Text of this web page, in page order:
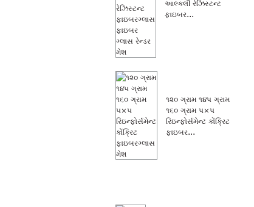
આલ્કલી રેઝિસ્ટન્ટ
ફાઇબર...
૧૨૦ ગ્રામ ૧૪૫ ગ્રામ
૧૬૦ ગ્રામ ૫×૫
રિઇન્ફોર્સમેન્ટ કોંક્રિટ
ફાઇબર...